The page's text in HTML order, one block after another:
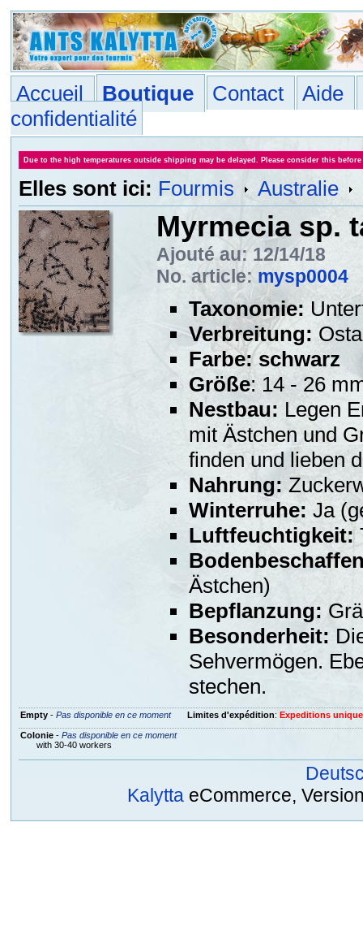
Accueil Boutique Contact Aide
confidentialité
Due to the high temperatures outside shipping may be delayed. Please consider this
Elles sont ici: Fourmis Australie
Myrmecia sp.
Ajouté au: 12/14/18
No. article: mysp0004
Taxonomie:
Verbreitung:
Farbe: schwarz
Größe: 14 - 26
Nestbau: Legen
mit Ästchen und
finden und lieben
Nahrung:
Winterruhe: Ja
Luftfeuchtigkeit:
Ästchen)
Bepflanzung:
Besonderheit:
Sehvermögen.
stechen.
Empty- Pas disponible en ce moment Limites d'expédition: Expeditions
Colonie- Pas disponible en ce moment
with 30-40 workers
Kalytta eCommerce,